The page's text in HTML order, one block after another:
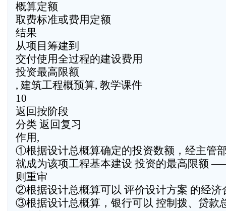
概算定额
取费标准或费用定额
结果
从项目筹建到
交付使用全过程的建设费用
投资最高限额
, 建筑工程概预算, 教学课件
10
返回按阶段
分类 返回复习
作用,
①根据设计总概算确定的投资数额，经主管
就成为该项工程基本建设 投资的最高限额
则重审
②根据设计总概算可以 评价设计方案 的经济
③根据设计总概算，银行可以 控制拨、贷款